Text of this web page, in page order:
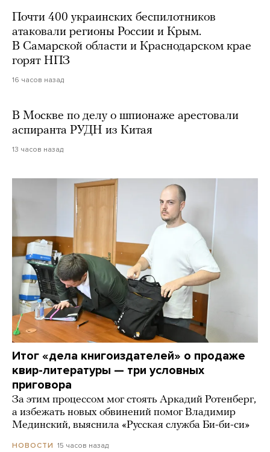
Почти 400 украинских беспилотников
атаковали регионы России и Крым.
В Самарской области и Краснодарском крае
горят НПЗ
16 часов назад
В Москве по делу о шпионаже арестовали
аспиранта РУДН из Китая
13 часов назад
Итог «дела книгоиздателей» о продаже
квир-литературы — три условных
приговора
За этим процессом мог стоять Аркадий Ротенберг,
а избежать новых обвинений помог Владимир
Мединский, выяснила «Русская служба Би-би-си»
НОВОСТИ 15 часов назад